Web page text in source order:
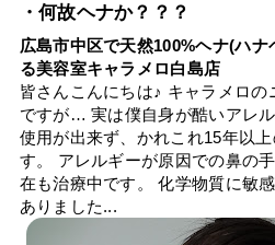
・何故ヘナか？？？
広島市中区で天然100%ヘナ(ハ
る美容室キャラメロ白島店
皆さんこんにちは♪ キャラメロ
ですが… 実は僕自身が酷いアレ
使用が出来ず、かれこれ15年以
す。 アレルギーが原因での鼻の
在も治療中です。 化学物質に敏
ありました...